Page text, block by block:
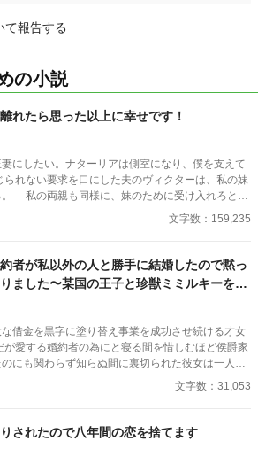
て報告する
の小説
れたら思った以上に幸せです！
妻にしたい。ナターリアは側室になり、僕を支えて
。 私の両親も同様に、妹のために受け入れろと口
リア。姉として受け入れてあげなさい」 「そうよ、
うだった……妹を庇護する両親により、私の人生
めに捧げていた。 まるで、妹の召使のような半生
愛して、支え続けてきたのに…… 「ナターリ
一緒に幸せになろう」 夫である貴方が私を
ながら、そんな言葉を吐くのなら。 もう、いいで
らない。 撤回はしない、決意は固め
。 読んでくださると嬉しいです。
文字数：159,235
約者が私以外の人と勝手に結婚したので黙っ
ました〜某国の王子と珍獣ミミルキーを愛
借金を黒字に塗り替え事業を成功させ続ける才女
が愛する婚約者の為にと寝る間を惜しむほど侯爵家
にも関わらず知らぬ間に裏切られた彼女は一人、
を飛び出した。 流れ流れて辿り着いたの
バムダ王国。珍獣ミミルキーが生息するマサラヤ
ルキーの生態調査に参加する事に！？ 魔法使い
である王子に溺愛され珍獣に癒されたコリーンは
文字数：31,053
されたので八年間の恋を捨てます